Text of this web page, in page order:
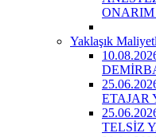
Yaklaşık
ETAJAR
TELSİZ